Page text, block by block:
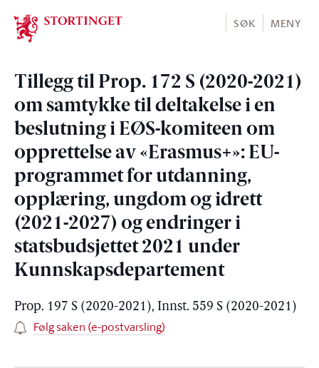
Stortinget.no
SØK MENY
Tillegg til Prop. 172 S (2020-2021)
om samtykke til deltakelse i en
beslutning i EØS-komiteen om
opprettelse av «Erasmus+»: EU-
programmet for utdanning,
opplæring, ungdom og idrett
(2021-2027) og endringer i
statsbudsjettet 2021 under
Kunnskapsdepartement
Prop. 197 S (2020-2021), Innst. 559 S (2020-2021)
Følg saken (e-postvarsling)